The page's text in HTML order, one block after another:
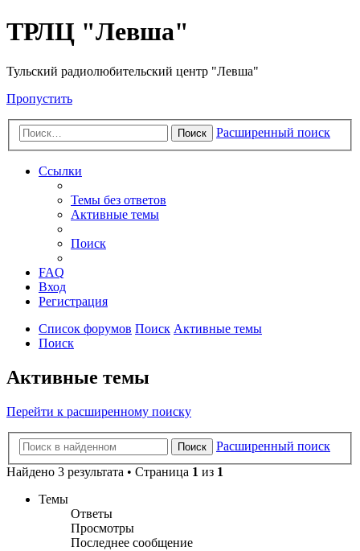
ТРЛЦ "Левша"
Тульский радиолюбительский центр "Левша"
Пропустить
Поиск Расширенный поиск
Ссылки
Темы без ответов
Активные темы
Поиск
FAQ
Вход
Регистрация
Список форумов Поиск Активные темы
Поиск
Активные темы
Перейти к расширенному поиску
Поиск
Расширенный поиск
Найдено 3 результата • Страница 1 из 1
Темы
Ответы
Просмотры
Последнее сообщение